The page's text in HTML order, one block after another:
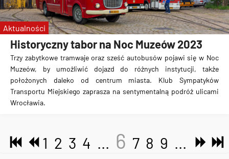
Historyczny tabor na Noc Muzeów 2023
Trzy zabytkowe tramwaje oraz sześć autobusów pojawi się w Noc
Muzeów, by umożliwić dojazd do różnych instytucji, także
położonych daleko od centrum miasta. Klub Sympatyków
Transportu Miejskiego zaprasza na sentymentalną podróż ulicami
Wrocławia.
Aktualności
1 2 3 4 ... 6 7 8 9 ...